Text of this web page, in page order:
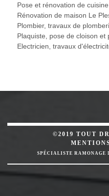
Pose et rénovation de
Rénovation de maison Le
Plombier, travaux de
Plaquiste, pose de cloison et
Electricien, travaux
©2019 TOUT
SPÉCIALISTE RAMONAGE